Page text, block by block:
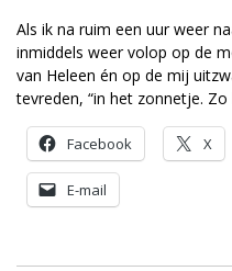
Als ik na ruim een uur weer
inmiddels weer volop op de
van Heleen én op de mij
tevreden, “in het zonnetje.
Facebook X
E-mail